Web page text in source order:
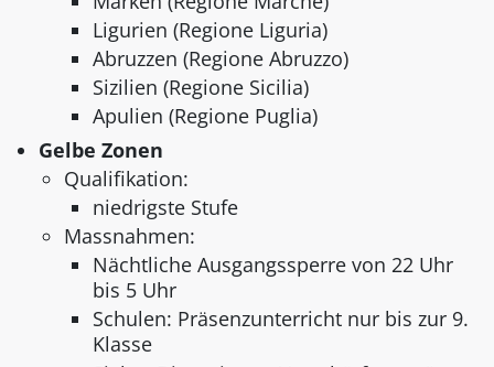
Ligurien (Regione Liguria)
Abruzzen (Regione Abruzzo)
Sizilien (Regione Sicilia)
Apulien (Regione Puglia)
Gelbe Zonen
Qualifikation:
niedrigste Stufe
Massnahmen:
Nächtliche Ausgangssperre von 22 Uhr
bis 5 Uhr
Schulen: Präsenzunterricht nur bis zur 9.
Klasse